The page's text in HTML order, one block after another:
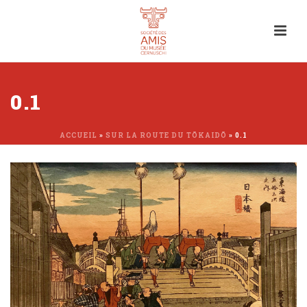
0.1
ACCUEIL » SUR LA ROUTE DU TŌKAIDŌ » 0.1